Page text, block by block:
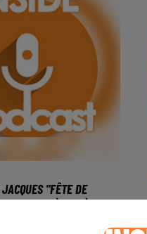
"FÊTE DE
& 9 MAI " À BILLÈRE,...